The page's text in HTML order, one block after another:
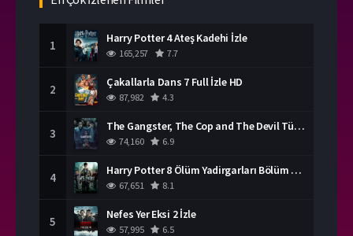
1 Harry Potter 4 Ateş Kadehi İzle
165,257 7.7
2 Çakallarla Dans 7 Full İzle HD
87,982 4.3
3 The Gangster, The Cop and The Devil Türkçe Dublaj İzle
74,160 6.9
4 Harry Potter 8 Ölüm Yadirgarları Bölüm 2 İzle
67,651 8.1
5 Nefes Yer Eksi 2 İzle
57,995 6.5